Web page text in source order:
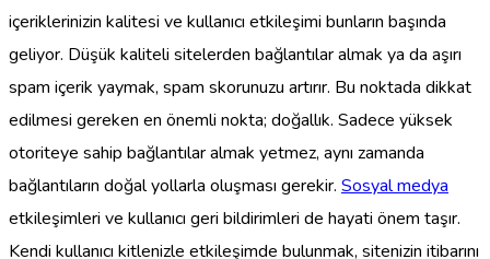
içeriklerinizin kalitesi ve kullanıcı etkileşimi bunların başında
geliyor. Düşük kaliteli sitelerden bağlantılar almak ya da aşırı
spam içerik yaymak, spam skorunuzu artırır. Bu noktada dikkat
edilmesi gereken en önemli nokta; doğallık. Sadece yüksek
otoriteye sahip bağlantılar almak yetmez, aynı zamanda
bağlantıların doğal yollarla oluşması gerekir. Sosyal medya
etkileşimleri ve kullanıcı geri bildirimleri de hayati önem taşır.
Kendi kullanıcı kitlenizle etkileşimde bulunmak, sitenizin itibarını